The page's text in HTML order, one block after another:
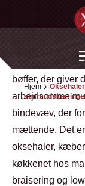
Hjem
Når man vil
bøffer, der giver
arbejdsomme
bindevæv, der
mættende. Det
oksehaler,
køkkenet hos
braisering og low